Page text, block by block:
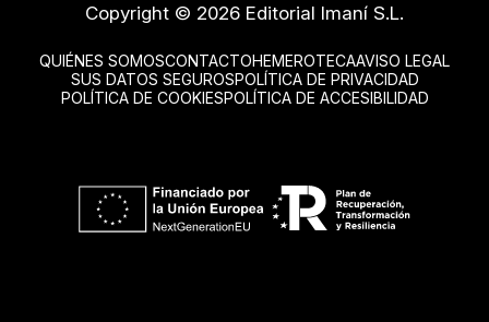
Copyright © 2026 Editorial Imaní S.L.
QUIÉNES SOMOSCONTACTOHEMEROTECAAVISO LEGAL
SUS DATOS SEGUROSPOLÍTICA DE PRIVACIDAD
POLÍTICA DE COOKIESPOLÍTICA DE ACCESIBILIDAD